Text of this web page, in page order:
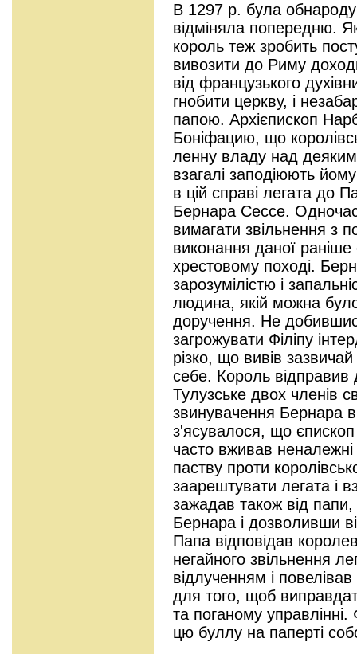
В 1297 р. була
відміняла попередню.
король теж зробить
вивозити до Риму
від французького
гнобити церкву, і
папою. Архієпископ
Боніфацию, що
ленну владу над
взагалі заподіюють
в цій справі легата до
Бернара Сессе.
вимагати звільнення з
виконання даної раніше
хрестовому поході.
зарозумілістю і
людина, якій можна
доручення. Не
загрожувати Філіпу
різко, що вивів
себе. Король
Тулузське двох членів
звинувачення Бернара в
з'ясувалося, що єпископ
часто вживав
паству проти
заарештувати легата і
зажадав також від
Бернара і дозволивши
Папа відповідав
негайного звільнення
відлученням і
для того, щоб
та поганому управлінні.
цю буллу на паперті